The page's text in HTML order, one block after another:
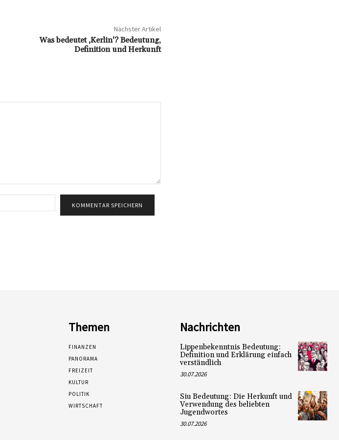
Nächster Artikel
Was bedeutet ‚Kerlin‘? Bedeutung,
Definition und Herkunft
Mail:*
Themen
FINANZEN
PANORAMA
FREIZEIT
KULTUR
POLITIK
WIRTSCHAFT
Nachrichten
Lippenbekenntnis Bedeutung:
Definition und Erklärung einfach
verständlich
30.07.2026
Siu Bedeutung: Die Herkunft und
Verwendung des beliebten
Jugendwortes
30.07.2026